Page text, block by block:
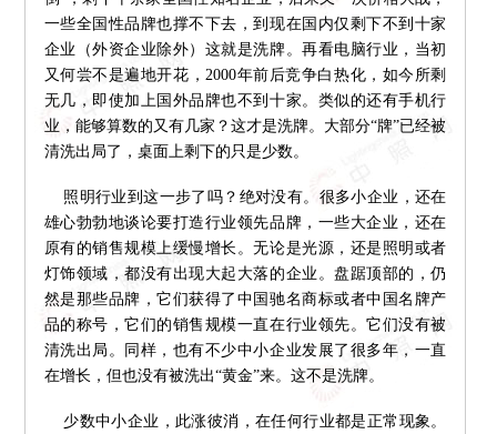
一些全国性品牌也撑不下去，到现在国内仅剩下不到十家
企业（外资企业除外）这就是洗牌。再看电脑行业，当初
又何尝不是遍地开花，2000年前后竞争白热化，如今所剩
无几，即使加上国外品牌也不到十家。类似的还有手机行
业，能够算数的又有几家？这才是洗牌。大部分“牌”已经被
清洗出局了，桌面上剩下的只是少数。
照明行业到这一步了吗？绝对没有。很多小企业，还在
雄心勃勃地谈论要打造行业领先品牌，一些大企业，还在
原有的销售规模上缓慢增长。无论是光源，还是照明或者
灯饰领域，都没有出现大起大落的企业。盘踞顶部的，仍
然是那些品牌，它们获得了中国驰名商标或者中国名牌产
品的称号，它们的销售规模一直在行业领先。它们没有被
清洗出局。同样，也有不少中小企业发展了很多年，一直
在增长，但也没有被洗出“黄金”来。这不是洗牌。
少数中小企业，此涨彼消，在任何行业都是正常现象。